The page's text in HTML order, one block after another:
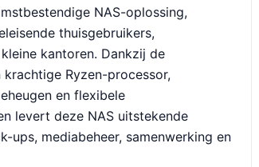
NAS-oplossing,
thuisgebruikers,
kantoren. Dankzij de
Ryzen-processor,
en flexibele
levert deze NAS uitstekende
ups, mediabeheer, samenwerking en